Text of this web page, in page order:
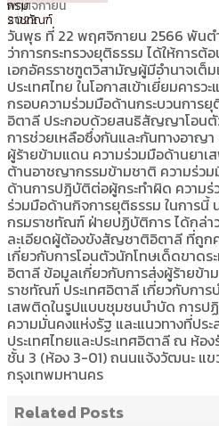
พฤศจิกายน
2023
กรม
ราชทัณฑ์
วันพุธ ที่ 22 พฤศจิกายน 2566 พันต
ว่าการกระทรวงยุติธรรม ได้ให้การต้
เอกอัครราชฑูตวิสามัญผู้มีอำนาจเต็
ประเทศไทย ในโอกาสเข้าเยี่ยมคารว
กรอบความร่วมมือด้านกระบวนการยุ
อิตาลี ประกอบด้วยสนธิสัญญาโอน
การช่วยเหลือซึ่งกันและกันทางอา
ผู้ร้ายข้ามแดน ความร่วมมือด้านยา
ต้านอาชญากรรมข้ามชาติ ความร่ว
ด้านการปฎิบัติต่อผู้กระทำผิด ความ
ร่วมมือด้านกิจการยุติธรรม ในการ
กรมราชทัณฑ์ ฝ่ายปฏิบัติการ ได้กล่
ละเอียดผู้ต้องขังสัญชาติอิตาลี ที่ถูก
เกี่ยวกับการโอนตัวนักโทษเด็ดขาดระ
อิตาลี ข้อมูลเกี่ยวกับการส่งผู้ร้ายข้
ราชทัณฑ์ ประเทศอิตาลี เกี่ยวกับก
เสพติดในรูปแบบชุมชนบำบัด การ
ความมั่นคงแห่งรัฐ และแนวทางที่ปร
ประเทศไทยและประเทศอิตาลี ณ ห้อ
ชั้น 3 (ห้อง 3-01) ถนนแจ้งวัฒนะ แ
กรุงเทพมหานคร
Related Posts